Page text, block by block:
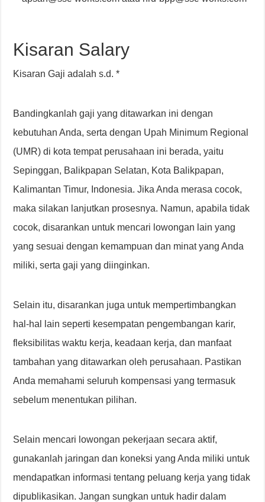
Kisaran Salary
Kisaran Gaji adalah s.d. *
Bandingkanlah gaji yang ditawarkan ini dengan
kebutuhan Anda, serta dengan Upah Minimum Regional
(UMR) di kota tempat perusahaan ini berada, yaitu
Sepinggan, Balikpapan Selatan, Kota Balikpapan,
Kalimantan Timur, Indonesia. Jika Anda merasa cocok,
maka silakan lanjutkan prosesnya. Namun, apabila tidak
cocok, disarankan untuk mencari lowongan lain yang
yang sesuai dengan kemampuan dan minat yang Anda
miliki, serta gaji yang diinginkan.
Selain itu, disarankan juga untuk mempertimbangkan
hal-hal lain seperti kesempatan pengembangan karir,
fleksibilitas waktu kerja, keadaan kerja, dan manfaat
tambahan yang ditawarkan oleh perusahaan. Pastikan
Anda memahami seluruh kompensasi yang termasuk
sebelum menentukan pilihan.
Selain mencari lowongan pekerjaan secara aktif,
gunakanlah jaringan dan koneksi yang Anda miliki untuk
mendapatkan informasi tentang peluang kerja yang tidak
dipublikasikan. Jangan sungkan untuk hadir dalam